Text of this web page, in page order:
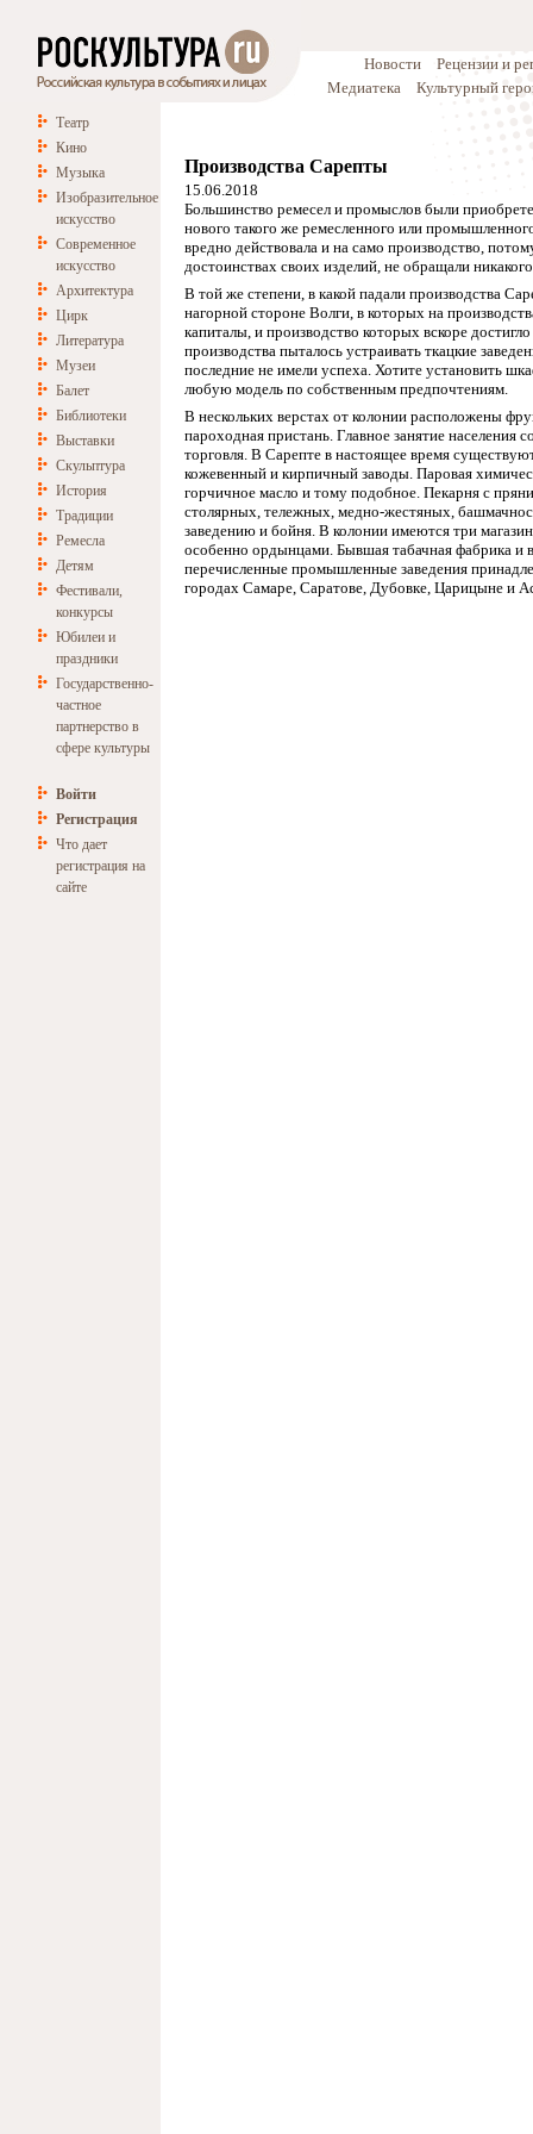
Новости
Рецензии и
Медиатека
Культурный
Театр
Кино
Музыка
Изобразительное
искусство
Современное
искусство
Архитектура
Цирк
Литература
Музеи
Балет
Библиотеки
Выставки
Скульптура
История
Традиции
Ремесла
Детям
Фестивали,
конкурсы
Юбилеи и
праздники
Государственно-
частное
партнерство в
сфере культуры
Войти
Регистрация
Что дает
регистрация на
сайте
Производства Сарепты
15.06.2018
Большинство ремесел и промыслов были
нового такого же ремесленного или
вредно действовала и на само производство,
достоинствах своих изделий, не обращали
В той же степени, в какой падали производства
нагорной стороне Волги, в которых на
капиталы, и производство которых вскоре
производства пыталось устраивать ткацкие
последние не имели успеха. Хотите установить
любую модель по собственным предпочтениям.
В нескольких верстах от колонии расположены
пароходная пристань. Главное занятие населения
торговля. В Сарепте в настоящее время
кожевенный и кирпичный заводы. Паровая
горчичное масло и тому подобное. Пекарня с
столярных, тележных, медно-жестяных,
заведению и бойня. В колонии имеются три
особенно ордынцами. Бывшая табачная фабрика и
перечисленные промышленные заведения
городах Самаре, Саратове, Дубовке, Царицыне и